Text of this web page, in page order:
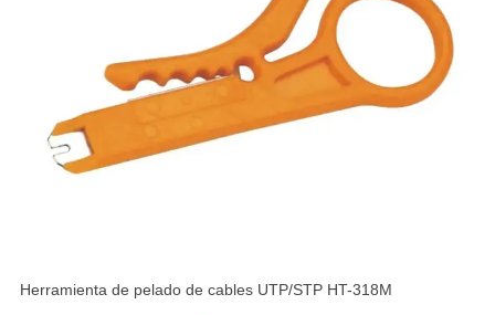
Herramienta de pelado de cables UTP/STP HT-318M